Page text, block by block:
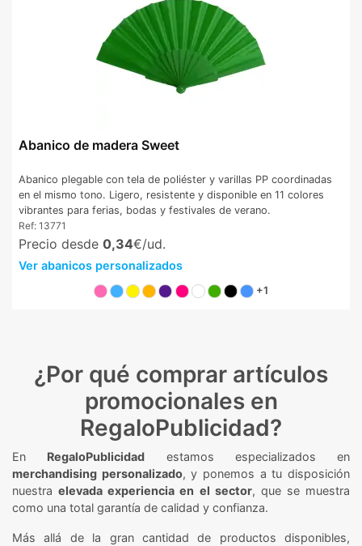
Abanico de madera Sweet
Abanico plegable con tela de poliéster y varillas PP coordinadas
en el mismo tono. Ligero, resistente y disponible en 11 colores
vibrantes para ferias, bodas y festivales de verano.
Ref: 13771
Precio desde 0,34€/ud.
Ver abanicos personalizados
+1
¿Por qué comprar artículos
promocionales en
RegaloPublicidad?
En RegaloPublicidad estamos especializados en
merchandising personalizado, y ponemos a tu disposición
nuestraelevada experiencia en el sector, que se muestra
como una total garantía de calidad y confianza.
Más allá de la gran cantidad de productos disponibles,